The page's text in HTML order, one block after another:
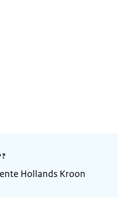
Hollands Kroon